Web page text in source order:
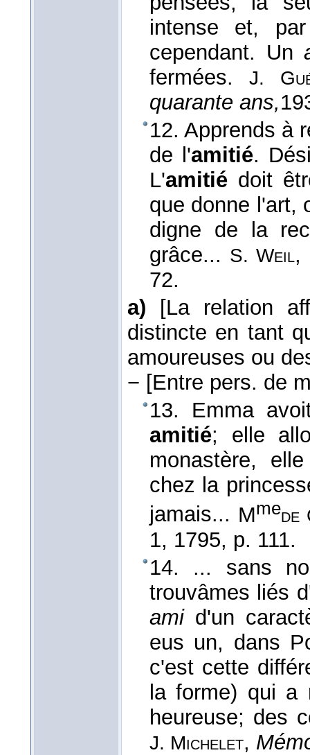
intense et,
cependant. Un
fermées.J.
quarante ans,
12. Apprends à
de l'amitié.
L'amitié doit
que donne l'art,
digne de la
grâce... S. Weil,
72.
a)
[La relation
distincte en tant
amoureuses ou
− [Entre pers. de
13. Emma
amitié; elle
monastère,
chez la
jamais... Mmede
1, 1795, p. 111.
14. ... sans
trouvâmes liés
amid'un
eus un, dans
c'est cette
la forme) qui a
heureuse; des
J. Michelet,